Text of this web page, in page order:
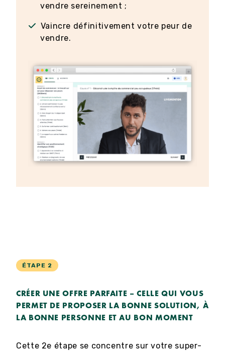
vendre sereinement ;
Vaincre définitivement votre peur de
vendre.
ÉTAPE 2
CRÉER UNE OFFRE PARFAITE – CELLE QUI VOUS
PERMET DE PROPOSER LA BONNE SOLUTION, À
LA BONNE PERSONNE ET AU BON MOMENT
Cette 2e étape se concentre sur votre super-